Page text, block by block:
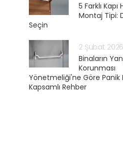
5 Farklı Kapı
Montaj Tipi:
Seçin
2 Şubat 2026
Binaların
Korunması
Yönetmeliği'ne Göre Panik
Kapsamlı Rehber